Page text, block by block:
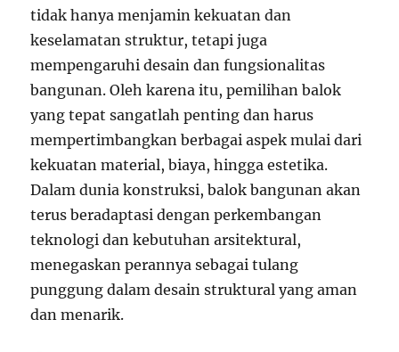
tidak hanya menjamin kekuatan dan
keselamatan struktur, tetapi juga
mempengaruhi desain dan fungsionalitas
bangunan. Oleh karena itu, pemilihan balok
yang tepat sangatlah penting dan harus
mempertimbangkan berbagai aspek mulai dari
kekuatan material, biaya, hingga estetika.
Dalam dunia konstruksi, balok bangunan akan
terus beradaptasi dengan perkembangan
teknologi dan kebutuhan arsitektural,
menegaskan perannya sebagai tulang
punggung dalam desain struktural yang aman
dan menarik.